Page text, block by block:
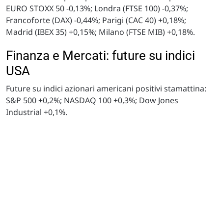
EURO STOXX 50 -0,13%; Londra (FTSE 100) -0,37%;
Francoforte (DAX) -0,44%; Parigi (CAC 40) +0,18%;
Madrid (IBEX 35) +0,15%; Milano (FTSE MIB) +0,18%.
Finanza e Mercati: future su indici
USA
Future su indici azionari americani positivi stamattina:
S&P 500 +0,2%; NASDAQ 100 +0,3%; Dow Jones
Industrial +0,1%.